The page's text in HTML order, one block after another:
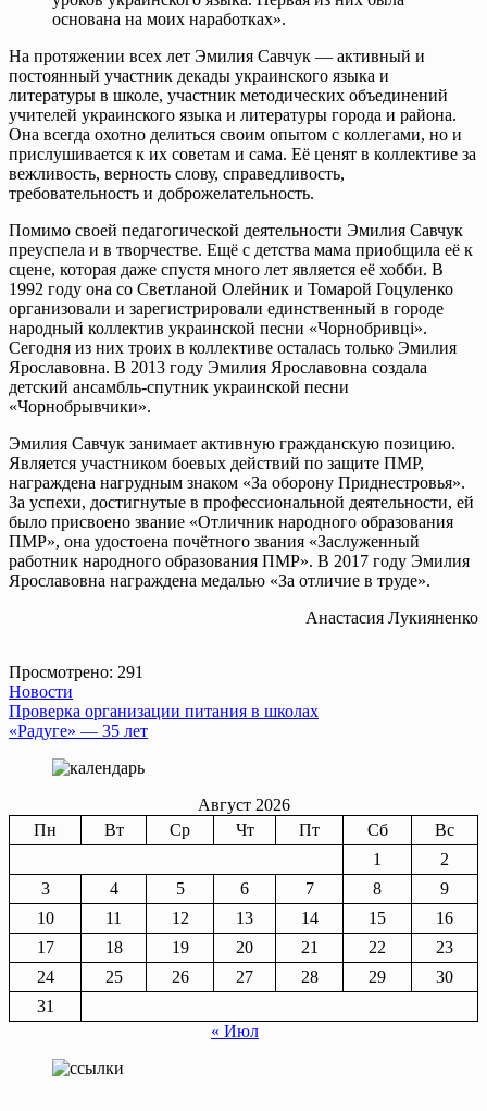
основана на моих наработках».
На протяжении всех лет Эмилия Савчук — активный и
постоянный участник декады украинского языка и
литературы в школе, участник методических объединений
учителей украинского языка и литературы города и района.
Она всегда охотно делиться своим опытом с коллегами, но и
прислушивается к их советам и сама. Её ценят в коллективе за
вежливость, верность слову, справедливость,
требовательность и доброжелательность.
Помимо своей педагогической деятельности Эмилия Савчук
преуспела и в творчестве. Ещё с детства мама приобщила её к
сцене, которая даже спустя много лет является её хобби. В
1992 году она со Светланой Олейник и Томарой Гоцуленко
организовали и зарегистрировали единственный в городе
народный коллектив украинской песни «Чорнобривцi».
Сегодня из них троих в коллективе осталась только Эмилия
Ярославовна. В 2013 году Эмилия Ярославовна создала
детский ансамбль-спутник украинской песни
«Чорнобрывчики».
Эмилия Савчук занимает активную гражданскую позицию.
Является участником боевых действий по защите ПМР,
награждена нагрудным знаком «За оборону Приднестровья».
За успехи, достигнутые в профессиональной деятельности, ей
было присвоено звание «Отличник народного образования
ПМР», она удостоена почётного звания «Заслуженный
работник народного образования ПМР». В 2017 году Эмилия
Ярославовна награждена медалью «За отличие в труде».
Анастасия Лукияненко
Просмотрено: 291
Новости
Навигация
по
записям
Проверка организации питания в школах
«Радуге» — 35 лет
Август 2026
Пн
Вт Ср Чт Пт Сб
Вс
1
2
3
4 5 6 7 8
9
10
11 12 13 14 15
16
17
18 19 20 21 22
23
24
25 26 27 28 29
30
31
« Июл